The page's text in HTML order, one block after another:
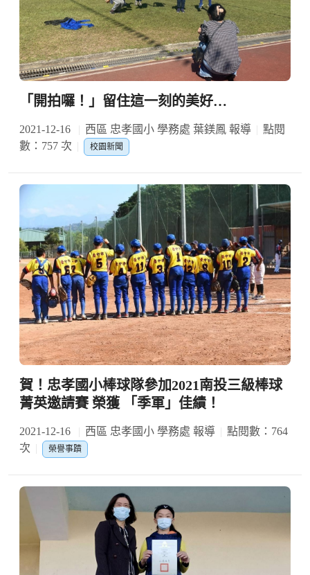
「開拍囉！」留住這一刻的美好…
2021-12-16 西區 忠孝國小 學務處 葉鎂鳳 報導
點閱
數：757 次
校園新聞
賀！忠孝國小棒球隊參加2021南投三級棒球
菁英邀請賽 榮獲 「季軍」佳績！
2021-12-16 西區 忠孝國小 學務處 報導
點閱數：764
次
榮譽事蹟